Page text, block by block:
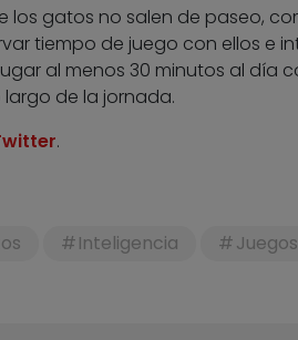
los gatos no salen de paseo,
tiempo de juego con ellos e
al menos 30 minutos al día
de la jornada.
.
Inteligencia Juegos